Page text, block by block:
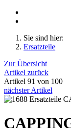
Sie sind hier:
Ersatzteile
Zur Übersicht
Artikel zurück
Artikel 91 von 100
nächster Artikel